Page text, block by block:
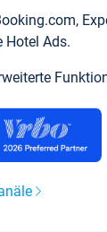
Hotel Ads.